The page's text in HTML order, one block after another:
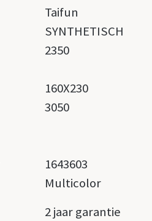
Taifun
SYNTHETISCH
2350
160X230
3050
1643603
Multicolor
2 jaar garantie